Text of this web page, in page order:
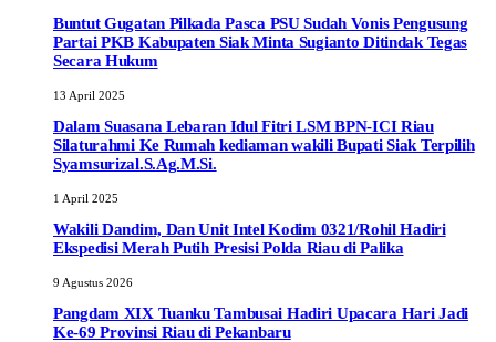
Buntut Gugatan Pilkada Pasca PSU Sudah Vonis Pengusung
Partai PKB Kabupaten Siak Minta Sugianto Ditindak Tegas
Secara Hukum
13 April 2025
Dalam Suasana Lebaran Idul Fitri LSM BPN-ICI Riau
Silaturahmi Ke Rumah kediaman wakili Bupati Siak Terpilih
Syamsurizal.S.Ag.M.Si.
1 April 2025
Wakili Dandim, Dan Unit Intel Kodim 0321/Rohil Hadiri
Ekspedisi Merah Putih Presisi Polda Riau di Palika
9 Agustus 2026
Pangdam XIX Tuanku Tambusai Hadiri Upacara Hari Jadi
Ke-69 Provinsi Riau di Pekanbaru